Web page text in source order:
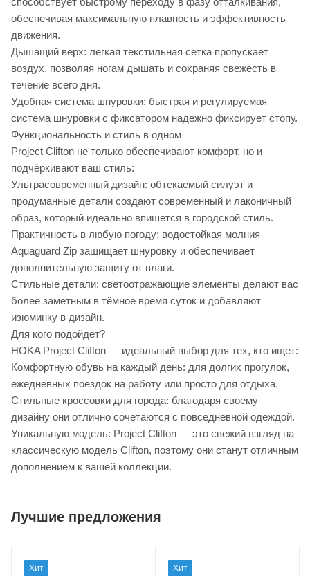
обеспечивая максимальную плавность и эффективность
движения.
Дышащий верх: легкая текстильная сетка пропускает
воздух, позволяя ногам дышать и сохраняя свежесть в
течение всего дня.
Удобная система шнуровки: быстрая и регулируемая
система шнуровки с фиксатором надежно фиксирует стопу.
Функциональность и стиль в одном
Project Clifton не только обеспечивают комфорт, но и
подчёркивают ваш стиль:
Ультрасовременный дизайн: обтекаемый силуэт и
продуманные детали создают современный и лаконичный
образ, который идеально впишется в городской стиль.
Практичность в любую погоду: водостойкая молния
Aquaguard Zip защищает шнуровку и обеспечивает
дополнительную защиту от влаги.
Стильные детали: светоотражающие элементы делают вас
более заметным в тёмное время суток и добавляют
изюминку в дизайн.
Для кого подойдёт?
HOKA Project Clifton — идеальный выбор для тех, кто ищет:
Комфортную обувь на каждый день: для долгих прогулок,
ежедневных поездок на работу или просто для отдыха.
Стильные кроссовки для города: благодаря своему
дизайну они отлично сочетаются с повседневной одеждой.
Уникальную модель: Project Clifton — это свежий взгляд на
классическую модель Clifton, поэтому они станут отличным
дополнением к вашей коллекции.
Лучшие предложения
Хит Хит